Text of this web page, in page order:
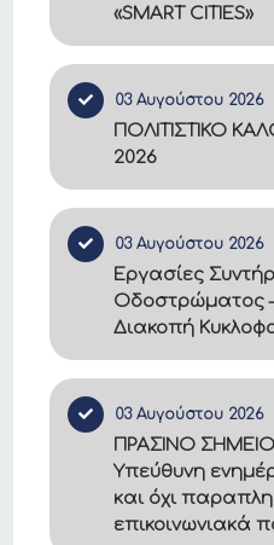
«SMART CITIES»
03 Αυγούστου 2026
ΠΟΛΙΤΙΣΤΙΚΟ
2026
03 Αυγούστου 2026
Εργασίες
Οδοστρώματος
Διακοπή
03 Αυγούστου 2026
ΠΡΑΣΙΝΟ
Υπεύθυνη
και όχι
επικοινωνιακά